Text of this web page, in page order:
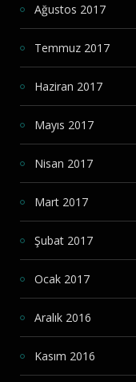
Ağustos 2017
Temmuz 2017
Haziran 2017
Mayıs 2017
Nisan 2017
Mart 2017
Şubat 2017
Ocak 2017
Aralık 2016
Kasım 2016